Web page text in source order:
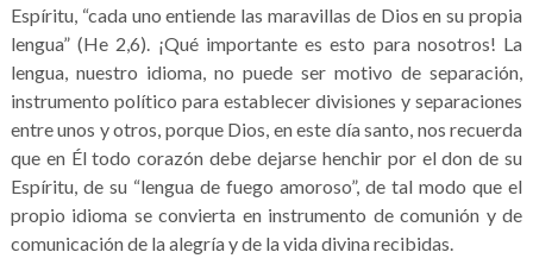
Espíritu, “cada uno entiende las maravillas de Dios en su propia
lengua” (He 2,6). ¡Qué importante es esto para nosotros! La
lengua, nuestro idioma, no puede ser motivo de separación,
instrumento político para establecer divisiones y separaciones
entre unos y otros, porque Dios, en este día santo, nos recuerda
que en Él todo corazón debe dejarse henchir por el don de su
Espíritu, de su “lengua de fuego amoroso”, de tal modo que el
propio idioma se convierta en instrumento de comunión y de
comunicación de la alegría y de la vida divina recibidas.